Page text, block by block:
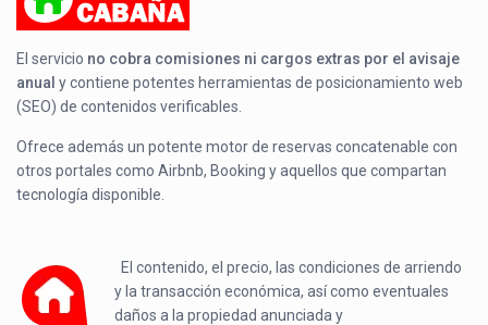
El servicio no cobra comisiones ni cargos extras por el avisaje
anual y contiene potentes herramientas de posicionamiento web
(SEO) de contenidos verificables.
Ofrece además un potente motor de reservas concatenable con
otros portales como Airbnb, Booking y aquellos que compartan
tecnología disponible.
El contenido, el precio, las condiciones de arriendo
y la transacción económica, así como eventuales
daños a la propiedad anunciada y